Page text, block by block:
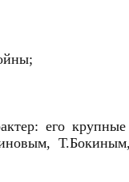
его